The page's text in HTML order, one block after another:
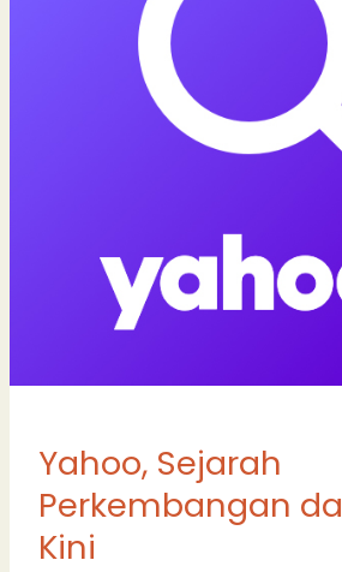
Yahoo, Sejarah
Perkembangan
Kini